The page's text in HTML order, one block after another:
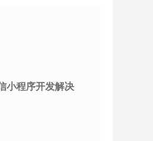
小程序开发解决